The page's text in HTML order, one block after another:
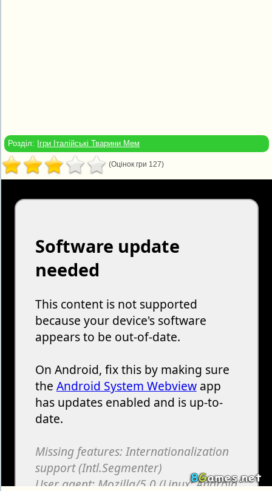
Розділ: Ігри Італійські Тварини Мем
(Оцінок гри 127)